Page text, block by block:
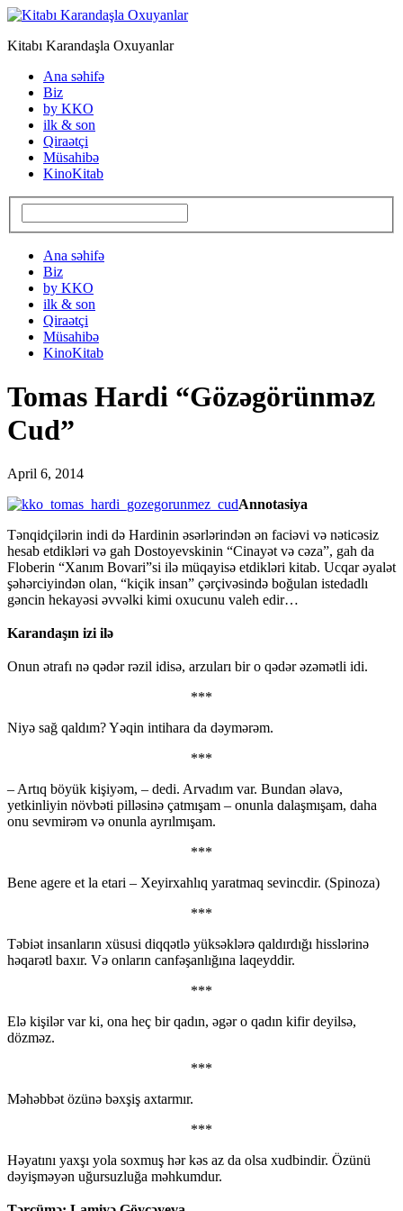
Kitabı Karandaşla Oxuyanlar
Ana səhifə
Biz
by KKO
ilk & son
Qiraətçi
Müsahibə
KinoKitab
Ana səhifə
Biz
by KKO
ilk & son
Qiraətçi
Müsahibə
KinoKitab
Tomas Hardi “Gözəgörünməz
Cud”
April 6, 2014
Annotasiya
Tənqidçilərin indi də Hardinin əsərlərindən ən faciəvi və nəticəsiz
hesab etdikləri və gah Dostoyevskinin “Cinayət və cəza”, gah da
Floberin “Xanım Bovari”si ilə müqayisə etdikləri kitab. Ucqar əyalət
şəhərciyindən olan, “kiçik insan” çərçivəsində boğulan istedadlı
gəncin hekayəsi əvvəlki kimi oxucunu valeh edir…
Karandaşın izi ilə
Onun ətrafı nə qədər rəzil idisə, arzuları bir o qədər əzəmətli idi.
***
Niyə sağ qaldım? Yəqin intihara da dəymərəm.
***
– Artıq böyük kişiyəm, – dedi. Arvadım var. Bundan əlavə,
yetkinliyin növbəti pilləsinə çatmışam – onunla dalaşmışam, daha
onu sevmirəm və onunla ayrılmışam.
***
Bene agere et la etari – Xeyirxahlıq yaratmaq sevincdir. (Spinoza)
***
Təbiət insanların xüsusi diqqətlə yüksəklərə qaldırdığı hisslərinə
həqarətl baxır. Və onların canfəşanlığına laqeyddir.
***
Elə kişilər var ki, ona heç bir qadın, əgər o qadın kifir deyilsə,
dözməz.
***
Məhəbbət özünə bəxşiş axtarmır.
***
Həyatını yaxşı yola soxmuş hər kəs az da olsa xudbindir. Özünü
dəyişməyən uğursuzluğa məhkumdur.